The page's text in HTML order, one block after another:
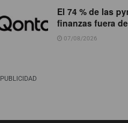
El 74 % de las
finanzas fuera
07/08/2026
PUBLICIDAD